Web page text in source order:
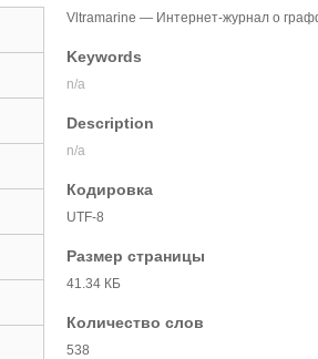
Vltramarine — Интернет-журнал о
Keywords
n/a
Description
n/a
Кодировка
UTF-8
Размер страницы
41.34 КБ
Количество слов
538